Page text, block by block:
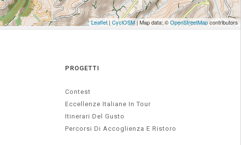
PROGETTI
Contest
Eccellenze Italiane In Tour
Itinerari Del Gusto
Percorsi Di Accoglienza E Ristoro